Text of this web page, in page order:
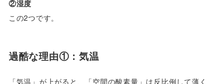
②湿度
この2つです。
過酷な理由①：気温
「気温」が上がると、「空間の酸素量」は反比例して薄く